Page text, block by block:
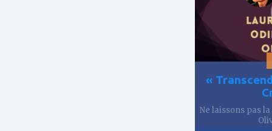
«
Ne laissons pas